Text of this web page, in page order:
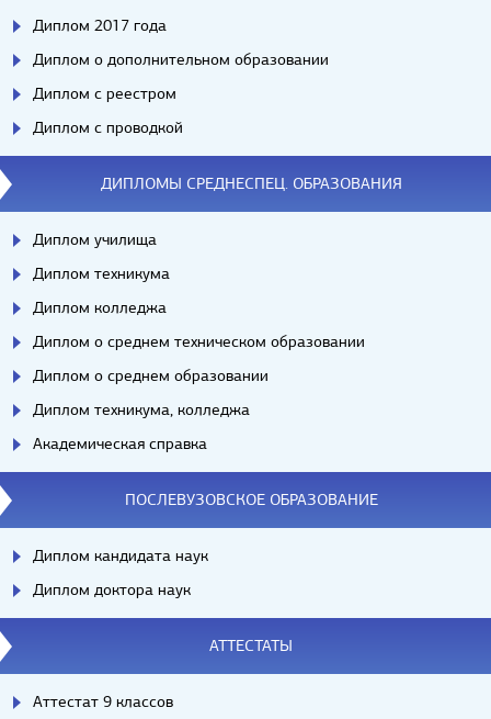
Диплом 2017 года
Диплом о дополнительном образовании
Диплом с реестром
Диплом с проводкой
ДИПЛОМЫ СРЕДНЕСПЕЦ. ОБРАЗОВАНИЯ
Диплом училища
Диплом техникума
Диплом колледжа
Диплом о среднем техническом образовании
Диплом о среднем образовании
Диплом техникума, колледжа
Академическая справка
ПОСЛЕВУЗОВСКОЕ ОБРАЗОВАНИЕ
Диплом кандидата наук
Диплом доктора наук
АТТЕСТАТЫ
Аттестат 9 классов